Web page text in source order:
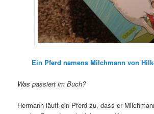
Ein Pferd namens Milchmann von
Was passiert im Buch?
Hermann läuft ein Pferd zu, dass er